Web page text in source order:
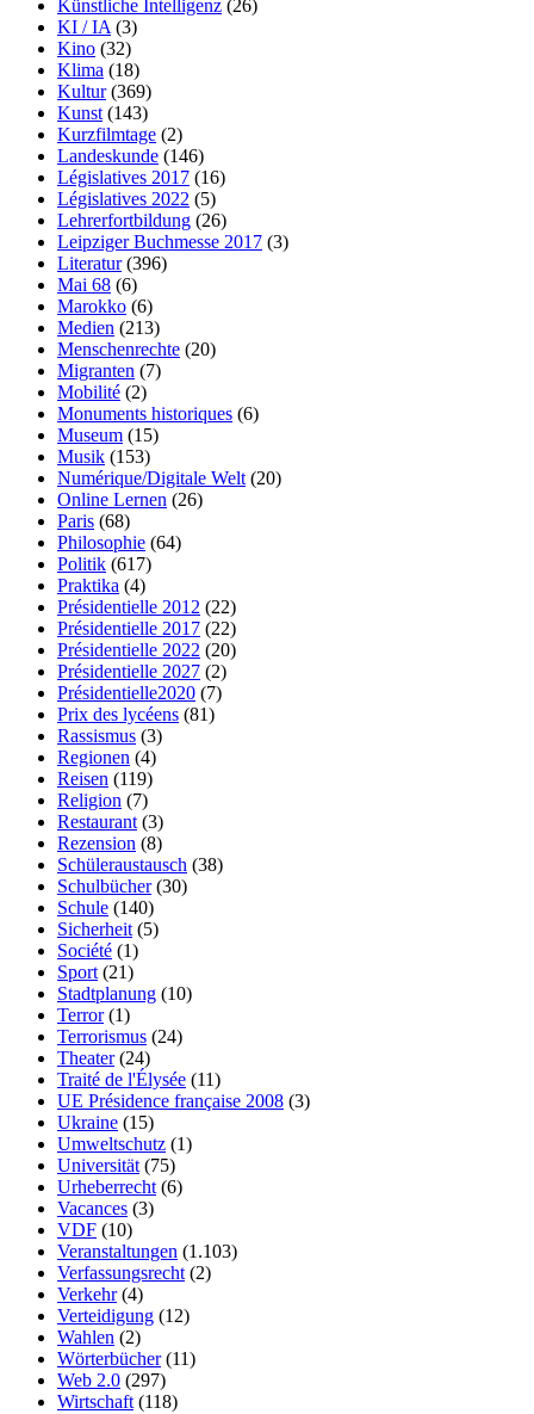
Künstliche Intelligenz (26)
KI / IA(3)
Kino (32)
Klima (18)
Kultur(369)
Kunst(143)
Kurzfilmtage (2)
Landeskunde (146)
Législatives 2017 (16)
Législatives 2022 (5)
Lehrerfortbildung (26)
Leipziger Buchmesse 2017 (3)
Literatur(396)
Mai 68 (6)
Marokko (6)
Medien (213)
Menschenrechte (20)
Migranten (7)
Mobilité (2)
Monuments historiques (6)
Museum (15)
Musik (153)
Numérique/Digitale Welt(20)
Online Lernen (26)
Paris (68)
Philosophie (64)
Politik (617)
Praktika (4)
Présidentielle 2012 (22)
Présidentielle 2017 (22)
Présidentielle 2022 (20)
Présidentielle 2027 (2)
Présidentielle2020 (7)
Prix des lycéens (81)
Rassismus (3)
Regionen (4)
Reisen (119)
Religion (7)
Restaurant(3)
Rezension (8)
Schüleraustausch (38)
Schulbücher(30)
Schule (140)
Sicherheit(5)
Société (1)
Sport(21)
Stadtplanung (10)
Terror(1)
Terrorismus (24)
Theater(24)
Traité de l'Élysée (11)
UE Présidence française 2008 (3)
Ukraine (15)
Umweltschutz (1)
Universität(75)
Urheberrecht(6)
Vacances (3)
VDF (10)
Veranstaltungen (1.103)
Verfassungsrecht(2)
Verkehr(4)
Verteidigung (12)
Wahlen (2)
Wörterbücher(11)
Web 2.0 (297)
Wirtschaft(118)